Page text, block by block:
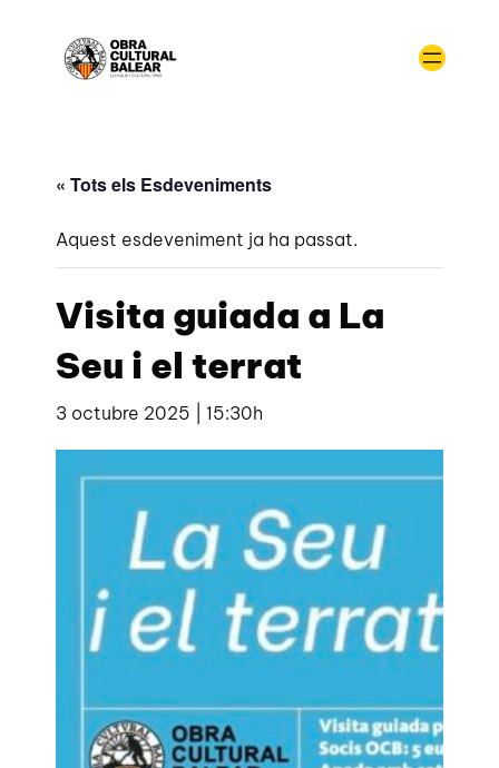
« Tots els Esdeveniments
Aquest esdeveniment ja ha passat.
Visita guiada a La
Seu i el terrat
3 octubre 2025 | 15:30h